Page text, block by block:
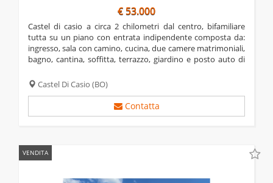
€ 53.000
castel di casio a circa 2 chilometri dal centro, bifamiliare
tutta su un piano con entrata indipendente composta da:
ingresso, sala con camino, cucina, due camere matrimoniali,
bagno, cantina, soffitta, terrazzo, giardino e posto auto di
fissare un...
Castel Di Casio (BO)
Contatta
VENDITA